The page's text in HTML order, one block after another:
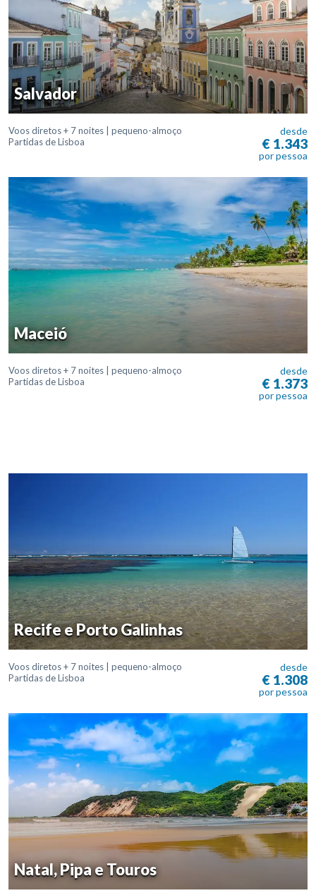
Salvador
Voos diretos + 7 noites | pequeno-almoço
Partidas de Lisboa
desde
€ 1.343
por pessoa
Maceió
Voos diretos + 7 noites | pequeno-almoço
Partidas de Lisboa
desde
€ 1.373
por pessoa
Recife e Porto Galinhas
Voos diretos + 7 noites | pequeno-almoço
Partidas de Lisboa
desde
€ 1.308
por pessoa
Natal, Pipa e Touros